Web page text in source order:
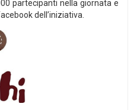
partecipanti nella giornata e
dell’iniziativa.